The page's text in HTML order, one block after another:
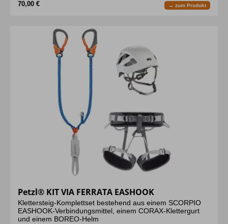
70,00 € → zum Produkt
Petzl® KIT VIA FERRATA EASHOOK
Klettersteig-Komplettset bestehend aus einem SCORPIO
EASHOOK-Verbindungsmittel, einem CORAX-Klettergurt
und einem BOREO-Helm